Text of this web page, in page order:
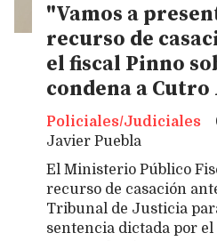
"Vamos a
recurso de
el fiscal Pinno
condena a Cutro
Javier Puebla
Policiales/Judiciales
El Ministerio Público
recurso de casación
Tribunal de Justicia
sentencia dictada por